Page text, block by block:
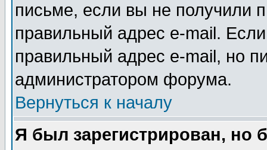
письме, если вы не получили
правильный адрес e-mail.
правильный адрес e-mail, но
администратором форума.
Вернуться к началу
Я был зарегистрирован, но